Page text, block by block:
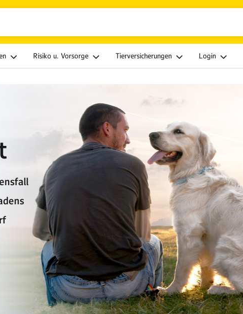
Risiko u. Vorsorge Tierversicherungen Login